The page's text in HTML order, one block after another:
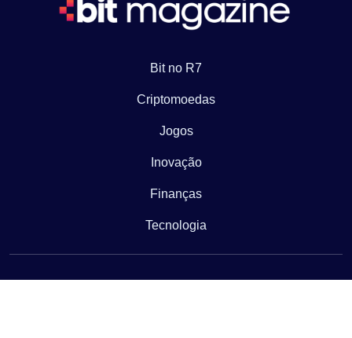
Bit no R7
Criptomoedas
Jogos
Inovação
Finanças
Tecnologia